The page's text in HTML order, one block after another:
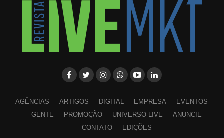
AGÊNCIAS ARTIGOS DIGITAL EMPRESA
EVENTOS
GENTE
PROMOÇÃO UNIVERSO LIVE
ANUNCIE
CONTATO
EDIÇÕES